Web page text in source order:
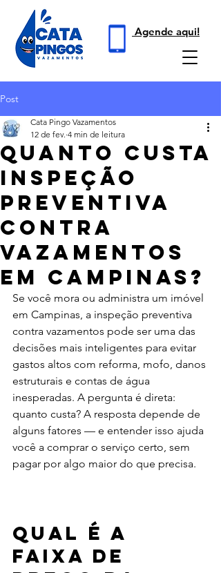
Agende aqui!
Post
Quanto Custa
Inspeção
Preventiva
Contra
Vazamentos
Em Campinas?
Cata Pingo Vazamentos
12 de fev. 4 min de leitura
Se você mora ou administra um imóvel
em Campinas, a inspeção preventiva
contra vazamentos pode ser uma das
decisões mais inteligentes para evitar
gastos altos com reforma, mofo, danos
estruturais e contas de água
inesperadas. A pergunta é direta:
quanto custa? A resposta depende de
alguns fatores — e entender isso ajuda
você a comprar o serviço certo, sem
pagar por algo maior do que precisa.
Qual é a
faixa de